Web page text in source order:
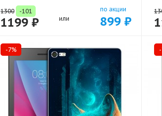
1300 -101
1199 ₽ или
по акции
899 ₽
-7%